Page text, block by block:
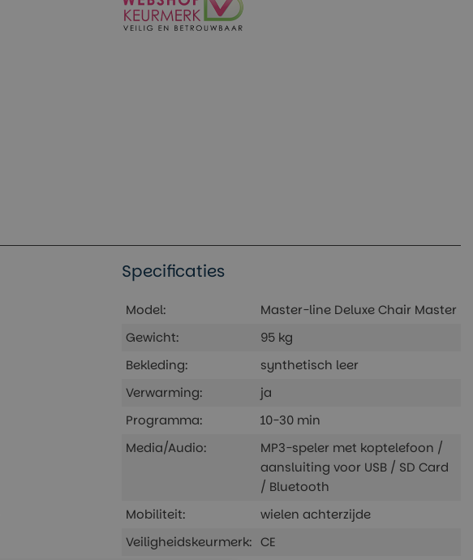
Specificaties
Model:
Master-line Deluxe Chair Master
Gewicht:
95 kg
Bekleding:
synthetisch leer
Verwarming:
ja
Programma:
10-30 min
Media/Audio:
MP3-speler met koptelefoon /
aansluiting voor USB / SD Card
/ Bluetooth
Mobiliteit:
wielen achterzijde
Veiligheidskeurmerk: CE